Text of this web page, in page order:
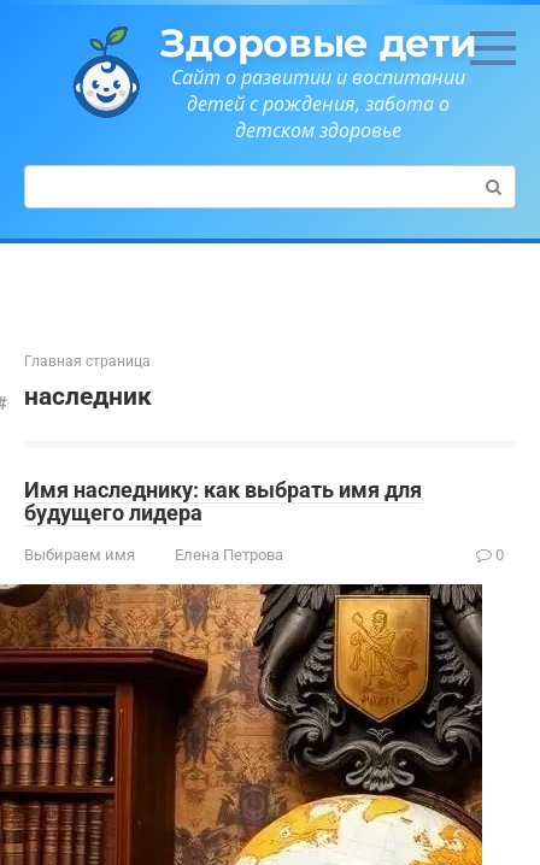
Здоровые дети
Сайт о развитии и воспитании
детей с рождения, забота о
детском здоровье
Поиск:
Главная страница
наследник
Имя наследнику: как выбрать имя для
будущего лидера
Выбираем имя Елена Петрова 0